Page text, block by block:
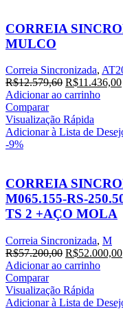
CORREIA
MULCO
Correia Sincronizada,
R$12.579,60 R$11.436,00
Adicionar ao carrinho
Comparar
Visualização Rápida
Adicionar à Lista de
-9%
CORREIA
M065.155-RS-
TS 2 +AÇO MOLA
Correia Sincronizada, M
R$57.200,00 R$52.000,00
Adicionar ao carrinho
Comparar
Visualização Rápida
Adicionar à Lista de